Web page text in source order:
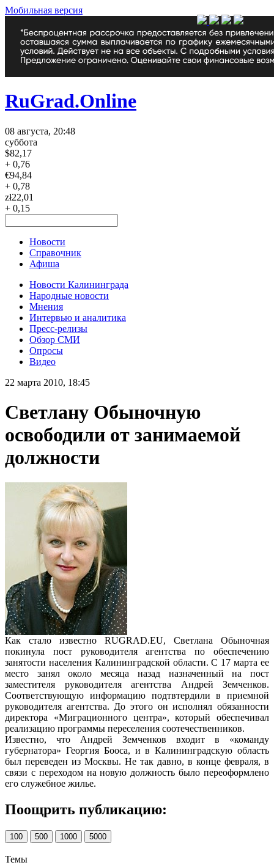
Мобильная версия
RuGrad.Online
08 августа, 20:48
суббота
$82,17
+ 0,76
€94,84
+ 0,78
zł22,01
+ 0,15
Новости
Справочник
Афиша
Новости Калининграда
Народные новости
Мнения
Интервью и аналитика
Пресс-релизы
Обзор СМИ
Опросы
Видео
22 марта 2010, 18:45
Светлану Обыночную
освободили от занимаемой
должности
Как стало известно RUGRAD.EU, Светлана Обыночная
покинула пост руководителя агентства по обеспечению
занятости населения Калининградской области. С 17 марта ее
место занял около месяца назад назначенный на пост
заместителя руководителя агентства Андрей Земченков.
Соответствующую информацию подтвтердили в приемной
руководителя агентства. До этого он исполнял обязанности
директора «Миграционного центра», который обеспечивал
реализацию программы переселения соотечественников.
Известно, что Андрей Земченков входит в «команду
губернатора» Георгия Бооса, и в Калининградскую область
был переведен из Москвы. Не так давно, в конце февраля, в
связи с переходом на новую должность было переоформлено
его служебное жилье.
Поощрить публикацию:
100 500 1000 5000
Темы